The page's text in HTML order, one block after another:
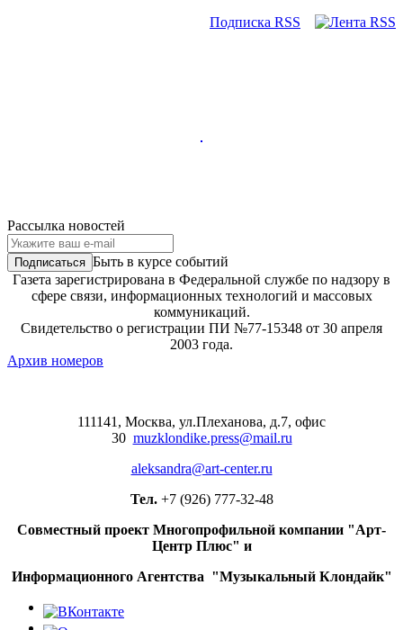
Подписка RSS
Рассылка новостей
Быть в курсе событий
Газета зарегистрирована в Федеральной службе по надзору в
сфере связи, информационных технологий и массовых
коммуникаций.
Свидетельство о регистрации ПИ №77-15348 от 30 апреля
2003 года.
Архив номеров
111141, Москва, ул.Плеханова, д.7, офис
30 muzklondike.press@mail.ru
aleksandra@art-center.ru
Тел. +7 (926) 777-32-48
Совместный проект Многопрофильной компании "Арт-
Центр Плюс" и
Информационного Агентства "Музыкальный Клондайк"